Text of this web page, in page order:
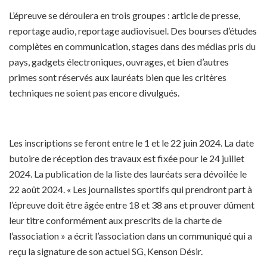
L’épreuve se déroulera en trois groupes : article de presse,
reportage audio, reportage audiovisuel. Des bourses d’études
complètes en communication, stages dans des médias pris du
pays, gadgets électroniques, ouvrages, et bien d’autres
primes sont réservés aux lauréats bien que les critères
techniques ne soient pas encore divulgués.
Les inscriptions se feront entre le 1 et le 22 juin 2024. La date
butoire de réception des travaux est fixée pour le 24 juillet
2024. La publication de la liste des lauréats sera dévoilée le
22 août 2024. « Les journalistes sportifs qui prendront part à
l’épreuve doit être âgée entre 18 et 38 ans et prouver dûment
leur titre conformément aux prescrits de la charte de
l’association » a écrit l’association dans un communiqué qui a
reçu la signature de son actuel SG, Kenson Désir.